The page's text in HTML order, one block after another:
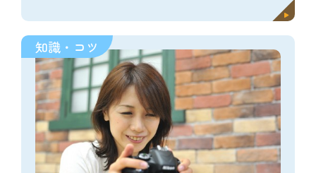
知識・コツ